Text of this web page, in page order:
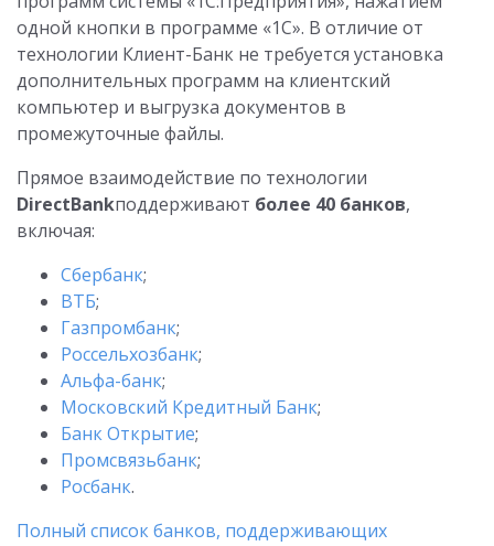
одной кнопки в программе «1С». В отличие от
технологии Клиент-Банк не требуется установка
дополнительных программ на клиентский
компьютер и выгрузка документов в
промежуточные файлы.
Прямое взаимодействие по технологии
DirectBankподдерживают более 40 банков,
включая:
Сбербанк;
ВТБ;
Газпромбанк;
Россельхозбанк;
Альфа-банк;
Московский Кредитный Банк;
Банк Открытие;
Промсвязьбанк;
Росбанк.
Полный список банков, поддерживающих